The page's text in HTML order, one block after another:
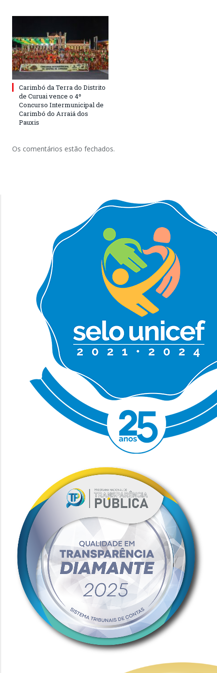
Carimbó da Terra do Distrito
de Curuai vence o 4º
Concurso Intermunicipal de
Carimbó do Arraiá dos
Pauxis
Os comentários estão fechados.